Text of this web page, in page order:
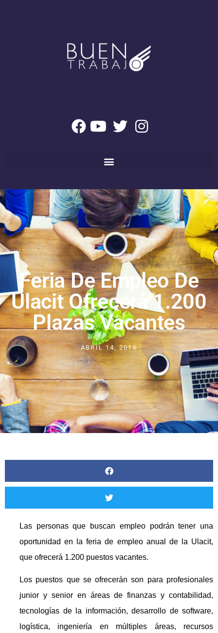
Feria De Empleo De
Ulacit Ofrecerá 1.200
Plazas Vacantes
ABRIL 14, 2016
Las personas que buscan empleo podrán tener una
oportunidad en la feria de empleo anual de la Ulacit,
que ofrecerá 1.200 puestos vacantes.
Los puestos que se ofrecerán son para profesionales
junior y senior en áreas de finanzas y contabilidad,
tecnologías de la información, desarrollo de software,
logística, ingeniería en múltiples áreas, recursos